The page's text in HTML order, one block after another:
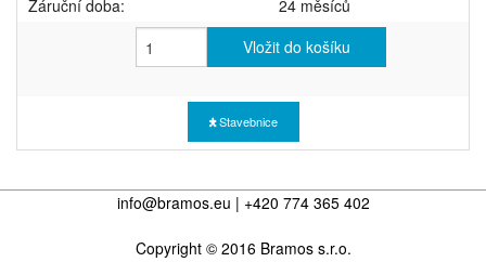
Záruční doba:
24 měsíců
Vložit do košíku
Stavebnice
info@bramos.eu | +420 774 365 402
Copyright © 2016 Bramos s.r.o.